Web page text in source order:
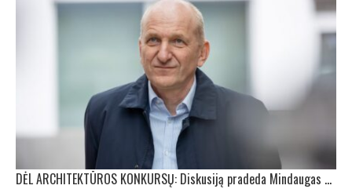
DĖL ARCHITEKTŪROS KONKURSŲ: Diskusiją pradeda Mindaugas Pakalnis